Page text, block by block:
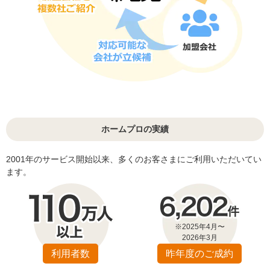
ホームプロの実績
2001年のサービス開始以来、多くのお客さまにご利用いただいてい
ます。
利用者数
※2025年4月〜
2026年3月
昨年度のご成約